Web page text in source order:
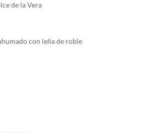
de la Vera
con leña de roble